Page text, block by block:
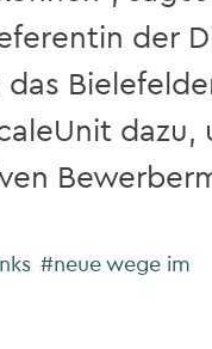
der
#neue wege im